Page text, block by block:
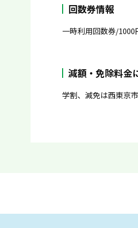
回数券情報
一時利用回数券/
減額・免除料金
学割、減免は西東京